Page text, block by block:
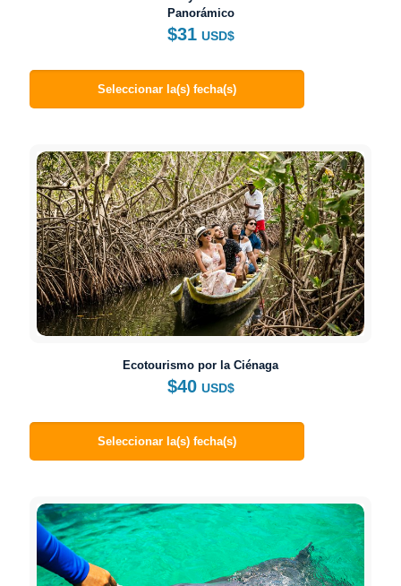
Panorámico
$31 USD$
Seleccionar la(s) fecha(s)
Ecotourismo por la Ciénaga
$40 USD$
Seleccionar la(s) fecha(s)